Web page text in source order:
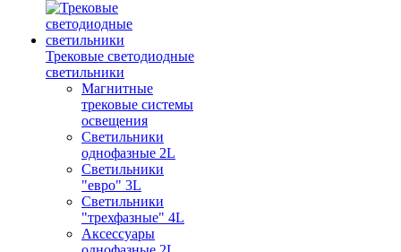
Трековые светодиодные
светильники
Магнитные
трековые системы
освещения
Светильники
однофазные 2L
Светильники
"евро" 3L
Светильники
"трехфазные" 4L
Аксессуары